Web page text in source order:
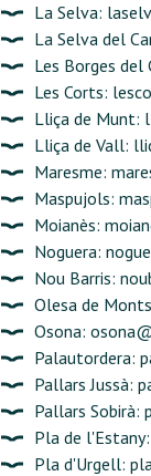
La Selva:
La Selva del
Les Borges del
Les Corts:
Lliça de Munt:
Lliça de Vall:
Maresme:
Maspujols:
Moianès:
Noguera:
Nou Barris:
Olesa de
Osona:
Palautordera:
Pallars Jussà:
Pallars Sobirà:
Pla de l'Estany:
Pla d'Urgell: